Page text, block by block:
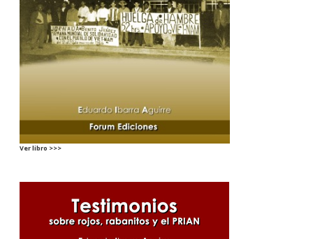
Ver libro >>>